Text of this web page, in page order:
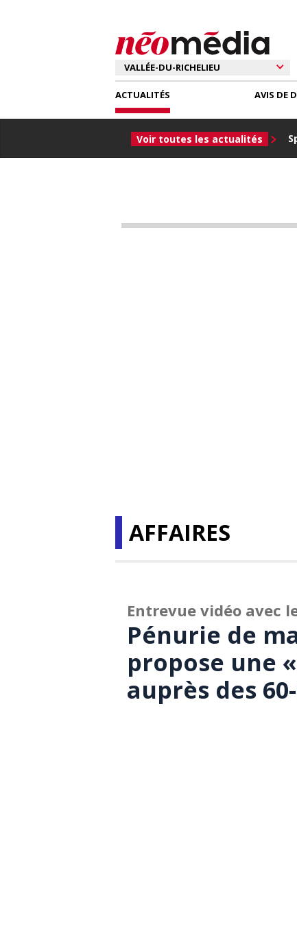
ACTUALITÉS
Voir toutes les actualités
AVIS DE
AFFAIRES
Entrevue vidéo avec
Pénurie de
propose une
auprès des